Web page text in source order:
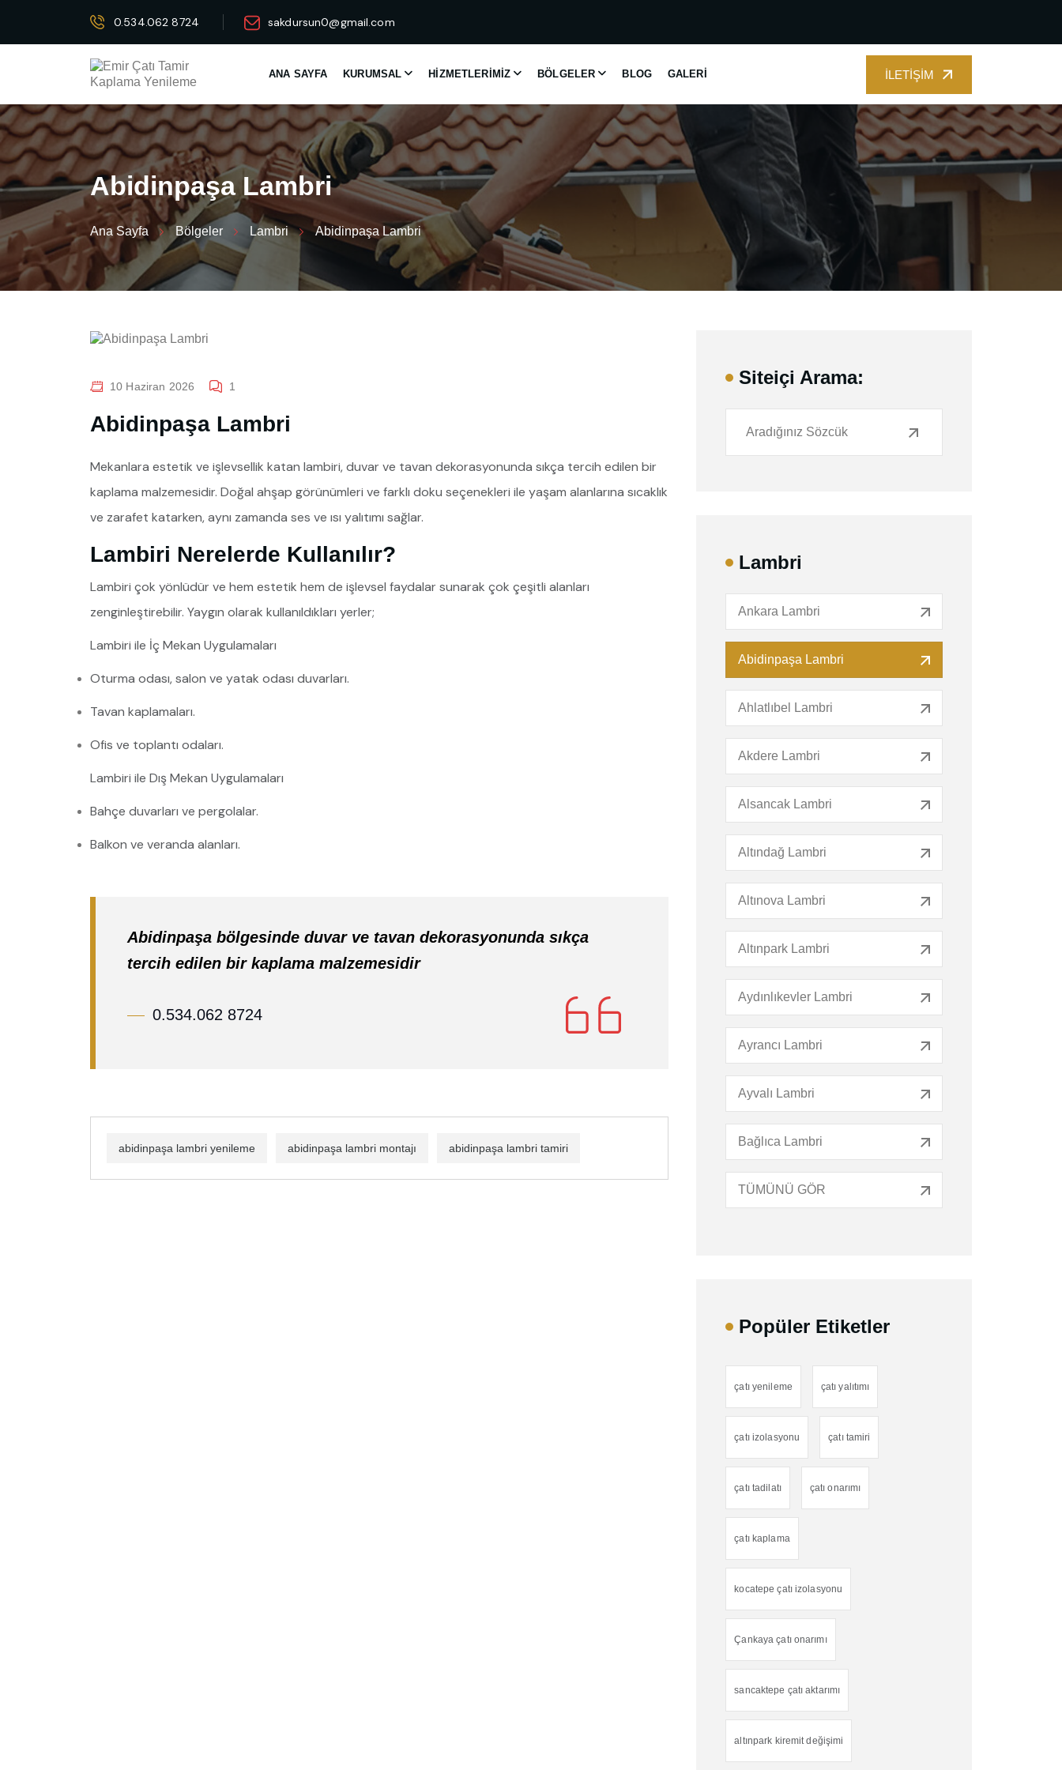
0.534.062 8724 sakdursun0@gmail.com
ANA SAYFA KURUMSAL HIZMETLERIMIZ BÖLGELER BLOG GALERI
İLETIŞIM
Abidinpaşa Lambri
Ana Sayfa Bölgeler Lambri Abidinpaşa Lambri
10 Haziran 2026 1
Abidinpaşa Lambri
Mekanlara estetik ve işlevsellik katan lambiri, duvar ve tavan dekorasyonunda sıkça tercih edilen bir
kaplama malzemesidir. Doğal ahşap görünümleri ve farklı doku seçenekleri ile yaşam alanlarına sıcaklık
ve zarafet katarken, aynı zamanda ses ve ısı yalıtımı sağlar.
Lambiri Nerelerde Kullanılır?
Lambiri çok yönlüdür ve hem estetik hem de işlevsel faydalar sunarak çok çeşitli alanları
zenginleştirebilir. Yaygın olarak kullanıldıkları yerler;
Lambiri ile İç Mekan Uygulamaları
Oturma odası, salon ve yatak odası duvarları.
Tavan kaplamaları.
Ofis ve toplantı odaları.
Lambiri ile Dış Mekan Uygulamaları
Bahçe duvarları ve pergolalar.
Balkon ve veranda alanları.
Abidinpaşa bölgesinde duvar ve tavan dekorasyonunda sıkça
tercih edilen bir kaplama malzemesidir
0.534.062 8724
abidinpaşa lambri yenileme abidinpaşa lambri montajı abidinpaşa lambri tamiri
Siteiçi Arama:
Lambri
Ankara Lambri
Abidinpaşa Lambri
Ahlatlıbel Lambri
Akdere Lambri
Alsancak Lambri
Altındağ Lambri
Altınova Lambri
Altınpark Lambri
Aydınlıkevler Lambri
Ayrancı Lambri
Ayvalı Lambri
Bağlıca Lambri
TÜMÜNÜ GÖR
Popüler Etiketler
çatı yenileme çatı yalıtımı
çatı izolasyonu çatı tamiri
çatı tadilatı çatı onarımı
çatı kaplama
kocatepe çatı izolasyonu
Çankaya çatı onarımı
sancaktepe çatı aktarımı
altınpark kiremit değişimi